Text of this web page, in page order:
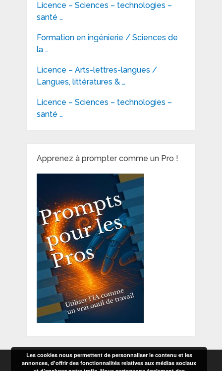
Licence – Sciences – technologies –
santé …
Formation en ingénierie / Sciences de
la …
Licence – Arts-lettres-langues /
Langues, littératures & …
Licence – Sciences – technologies –
santé …
Apprenez à prompter comme un Pro !
Les cookies nous permettent de personnaliser le contenu et les
annonces, d'offrir des fonctionnalités relatives aux médias sociaux